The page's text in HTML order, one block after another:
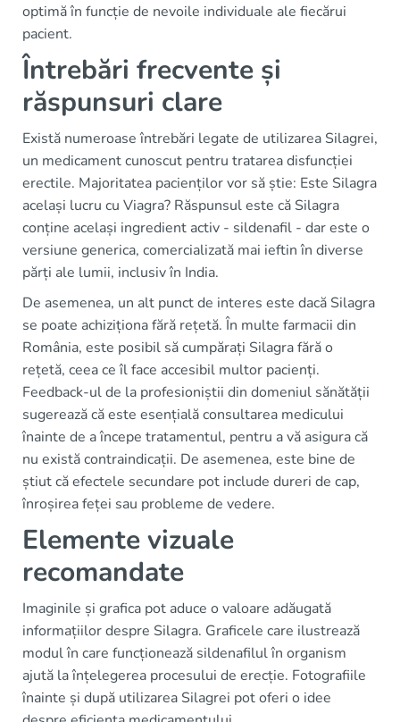
optimă în funcție de nevoile individuale ale fiecărui
pacient.
Întrebări frecvente și
răspunsuri clare
Există numeroase întrebări legate de utilizarea Silagrei,
un medicament cunoscut pentru tratarea disfuncției
erectile. Majoritatea pacienților vor să știe: Este Silagra
același lucru cu Viagra? Răspunsul este că Silagra
conține același ingredient activ - sildenafil - dar este o
versiune generica, comercializată mai ieftin în diverse
părți ale lumii, inclusiv în India.
De asemenea, un alt punct de interes este dacă Silagra
se poate achiziționa fără rețetă. În multe farmacii din
România, este posibil să cumpărați Silagra fără o
rețetă, ceea ce îl face accesibil multor pacienți.
Feedback-ul de la profesioniștii din domeniul sănătății
sugerează că este esențială consultarea medicului
înainte de a începe tratamentul, pentru a vă asigura că
nu există contraindicații. De asemenea, este bine de
știut că efectele secundare pot include dureri de cap,
înroșirea feței sau probleme de vedere.
Elemente vizuale
recomandate
Imaginile și grafica pot aduce o valoare adăugată
informațiilor despre Silagra. Graficele care ilustrează
modul în care funcționează sildenafilul în organism
ajută la înțelegerea procesului de erecție. Fotografiile
înainte și după utilizarea Silagrei pot oferi o idee